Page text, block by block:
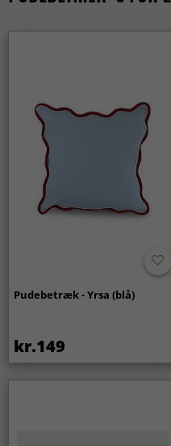
Pudebetræk - Yrsa (blå)
kr.149